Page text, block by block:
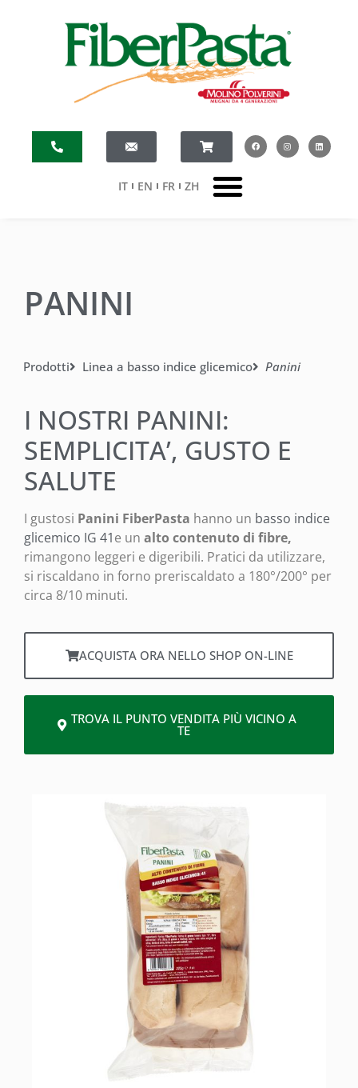
IT EN FR ZH
PANINI
Prodotti Linea a basso indice glicemico Panini
I NOSTRI PANINI:
SEMPLICITA’, GUSTO E
SALUTE
I gustosi Panini FiberPasta hanno un basso indice
glicemico IG 41e un alto contenuto di fibre,
rimangono leggeri e digeribili. Pratici da utilizzare,
si riscaldano in forno preriscaldato a 180°/200° per
circa 8/10 minuti.
ACQUISTA ORA NELLO SHOP ON-LINE
TROVA IL PUNTO VENDITA PIÙ VICINO A
TE